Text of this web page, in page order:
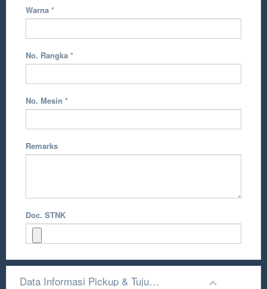
Warna *
No. Rangka *
No. Mesin *
Remarks
Doc. STNK
Data Informasi Pickup & Tujuan Pengiriman